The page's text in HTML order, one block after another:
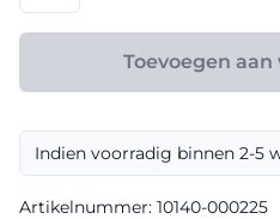
C07
III
Recycling
Sign
aantal
Toevoegen
Indien voorradig binnen 2-5
Artikelnummer: 10140-000225